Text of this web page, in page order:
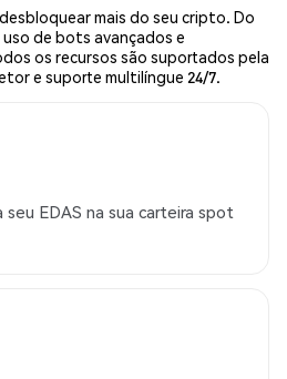
mais do seu cripto. Do
de bots avançados e
os recursos são suportados pela
e suporte multilíngue 24/7.
seu EDAS na sua carteira spot